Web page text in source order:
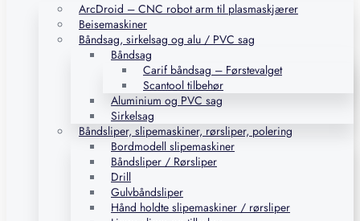
ArcDroid – CNC robot arm til plasmaskjærer
Beisemaskiner
Båndsag, sirkelsag og alu / PVC sag
Båndsag
Carif båndsag – Førstevalget
Scantool tilbehør
Aluminium og PVC sag
Sirkelsag
Båndsliper, slipemaskiner, rørsliper, polering
Bordmodell slipemaskiner
Båndsliper / Rørsliper
Drill
Gulvbåndsliper
Hånd holdte slipemaskiner / rørsliper